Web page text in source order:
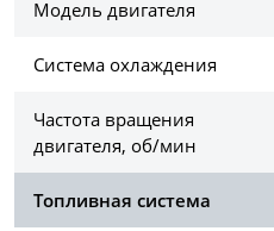
Модель двигателя
Система охлаждения
Частота вращения
двигателя, об/мин
Топливная система